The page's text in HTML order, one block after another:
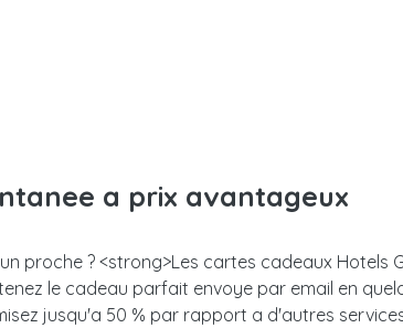
a prix avantageux
proche ? <strong>Les cartes cadeaux Hotels
le cadeau parfait envoye par email en
jusqu'a 50 % par rapport a d'autres